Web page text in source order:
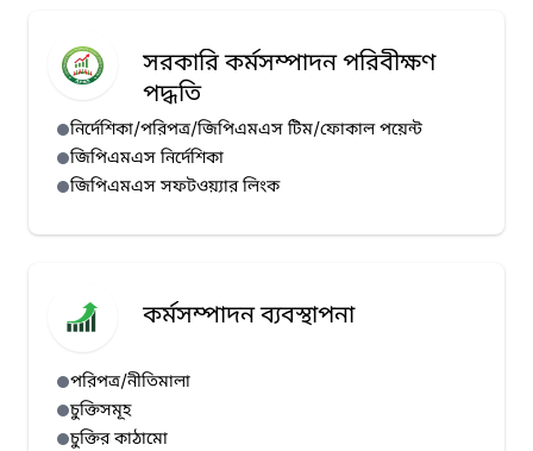
সরকারি কর্মসম্পাদন পরিবীক্ষণ
পদ্ধতি
নির্দেশিকা/পরিপত্র/জিপিএমএস টিম/ফোকাল পয়েন্ট
জিপিএমএস নির্দেশিকা
জিপিএমএস সফটওয়্যার লিংক
কর্মসম্পাদন ব্যবস্থাপনা
পরিপত্র/নীতিমালা
চুক্তিসমূহ
চুক্তির কাঠামো